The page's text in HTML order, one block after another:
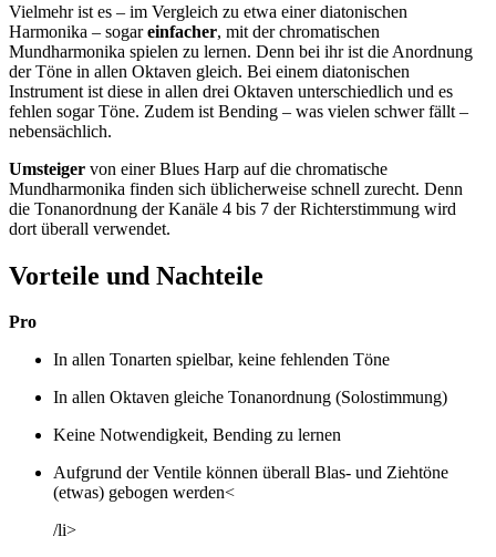
Vielmehr ist es – im Vergleich zu etwa einer diatonischen
Harmonika – sogareinfacher, mit der chromatischen
Mundharmonika spielen zu lernen. Denn bei ihr ist die Anordnung
der Töne in allen Oktaven gleich. Bei einem diatonischen
Instrument ist diese in allen drei Oktaven unterschiedlich und es
fehlen sogar Töne. Zudem ist Bending – was vielen schwer fällt –
nebensächlich.
Umsteiger von einer Blues Harp auf die chromatische
Mundharmonika finden sich üblicherweise schnell zurecht. Denn
die Tonanordnung der Kanäle 4 bis 7 der Richterstimmung wird
dort überall verwendet.
Vorteile und Nachteile
Pro
In allen Tonarten spielbar, keine fehlenden Töne
In allen Oktaven gleiche Tonanordnung (Solostimmung)
Keine Notwendigkeit, Bending zu lernen
Aufgrund der Ventile können überall Blas- und Ziehtöne
(etwas) gebogen werden<
/li>